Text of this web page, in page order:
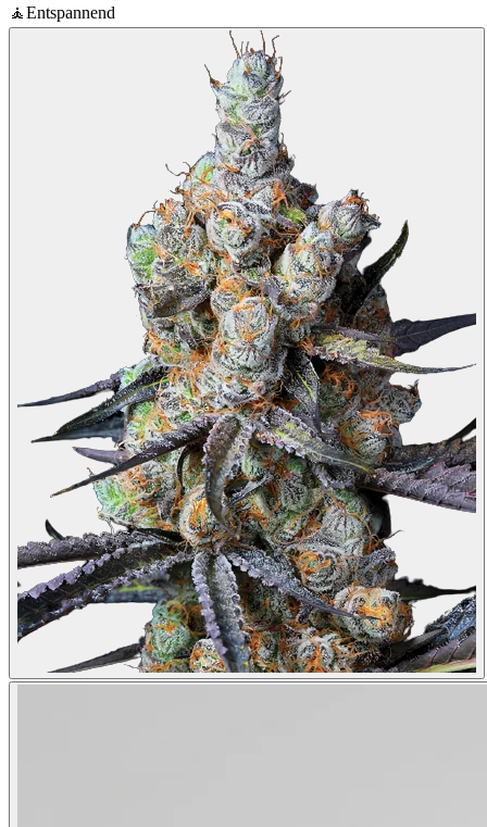
🧘Entspannend